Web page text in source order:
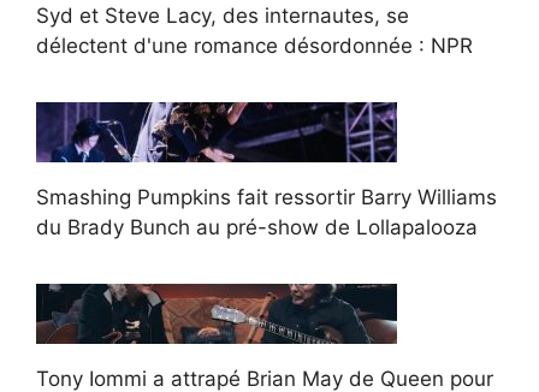
Syd et Steve Lacy, des internautes, se
délectent d'une romance désordonnée : NPR
Smashing Pumpkins fait ressortir Barry Williams
du Brady Bunch au pré-show de Lollapalooza
Tony Iommi a attrapé Brian May de Queen pour